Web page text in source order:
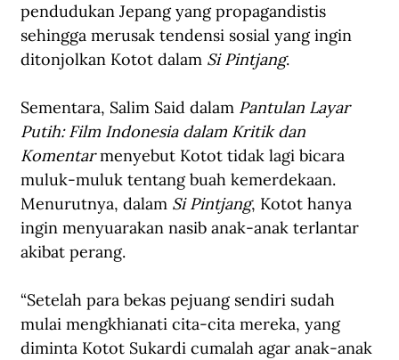
pendudukan Jepang yang propagandistis
sehingga merusak tendensi sosial yang ingin
ditonjolkan Kotot dalam Si Pintjang.
Sementara, Salim Said dalam Pantulan Layar
Putih: Film Indonesia dalam Kritik dan
Komentar menyebut Kotot tidak lagi bicara
muluk-muluk tentang buah kemerdekaan.
Menurutnya, dalam Si Pintjang, Kotot hanya
ingin menyuarakan nasib anak-anak terlantar
akibat perang.
“Setelah para bekas pejuang sendiri sudah
mulai mengkhianati cita-cita mereka, yang
diminta Kotot Sukardi cumalah agar anak-anak